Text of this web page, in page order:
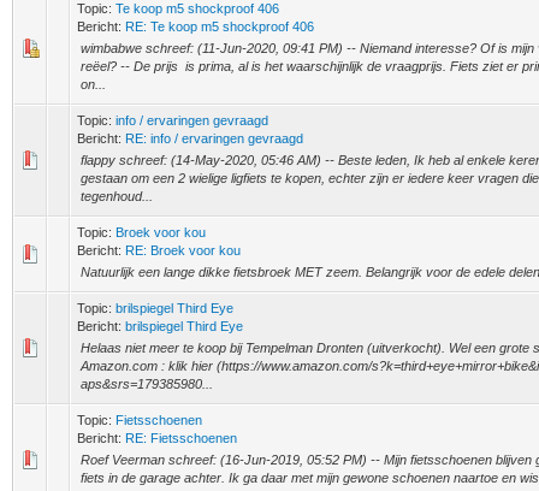
Topic: Te koop m5 shockproof 406
Bericht: RE: Te koop m5 shockproof 406
wimbabwe schreef: (11-Jun-2020, 09:41 PM) -- Niemand interesse? Of is mijn
reëel? -- De prijs is prima, al is het waarschijnlijk de vraagprijs. Fiets ziet er
on...
Topic: info / ervaringen gevraagd
Bericht: RE: info / ervaringen gevraagd
flappy schreef: (14-May-2020, 05:46 AM) -- Beste leden, Ik heb al enkele
gestaan om een 2 wielige ligfiets te kopen, echter zijn er iedere keer vragen
tegenhoud...
Topic: Broek voor kou
Bericht: RE: Broek voor kou
Natuurlijk een lange dikke fietsbroek MET zeem. Belangrijk voor de edele
Topic: brilspiegel Third Eye
Bericht: brilspiegel Third Eye
Helaas niet meer te koop bij Tempelman Dronten (uitverkocht). Wel een grote
Amazon.com : klik hier (https://www.amazon.com/
aps&srs=179385980...
Topic: Fietsschoenen
Bericht: RE: Fietsschoenen
Roef Veerman schreef: (16-Jun-2019, 05:52 PM) -- Mijn fietsschoenen blijven
fiets in de garage achter. Ik ga daar met mijn gewone schoenen naartoe en